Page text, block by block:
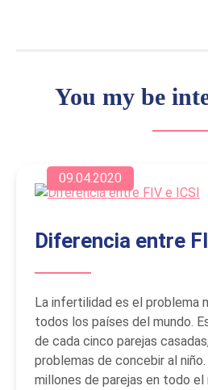
You my be
09.04.2020
Diferencia entre
La infertilidad es el problema
todos los países del mundo.
de cada cinco parejas
problemas de concebir al
millones de parejas en todo el